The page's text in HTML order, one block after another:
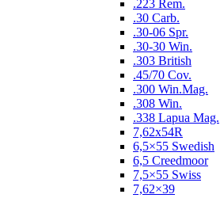
.223 Rem.
.30 Carb.
.30-06 Spr.
.30-30 Win.
.303 British
.45/70 Cov.
.300 Win.Mag.
.308 Win.
.338 Lapua Mag.
7,62x54R
6,5×55 Swedish
6,5 Creedmoor
7,5×55 Swiss
7,62×39